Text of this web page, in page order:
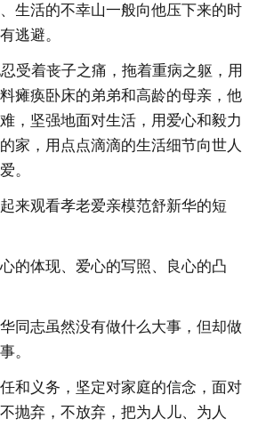
生活的不幸山一般向他压下来的时
逃避。
受着丧子之痛，拖着重病之躯，用
瘫痪卧床的弟弟和高龄的母亲，他
，坚强地面对生活，用爱心和毅力
家，用点点滴滴的生活细节向世人
。
来观看孝老爱亲模范舒新华的短
的体现、爱心的写照、良心的凸
同志虽然没有做什么大事，但却做
。
和义务，坚定对家庭的信念，面对
抛弃，不放弃，把为人儿、为人